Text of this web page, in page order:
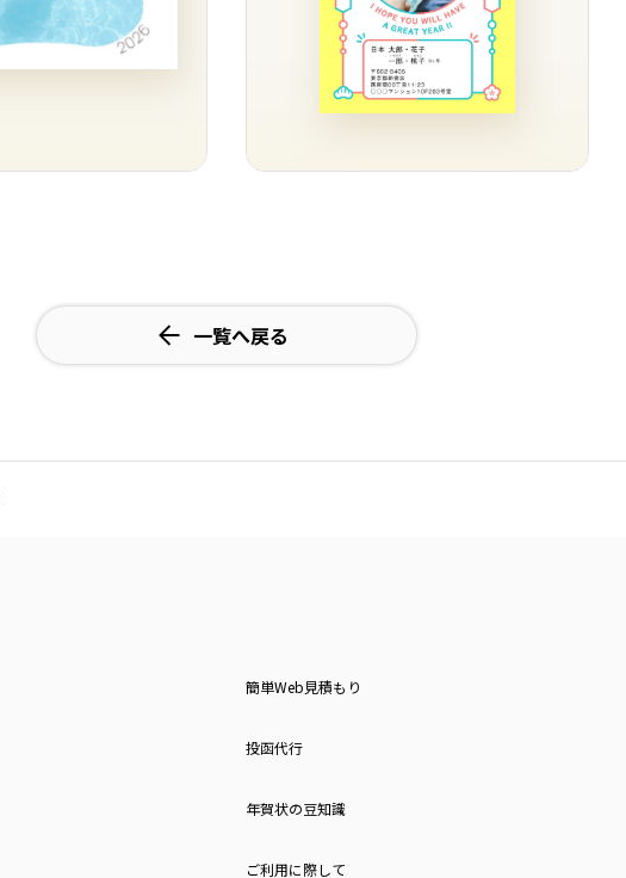
一覧へ戻る
簡単Web見積もり
投函代行
年賀状の豆知識
ご利用に際して